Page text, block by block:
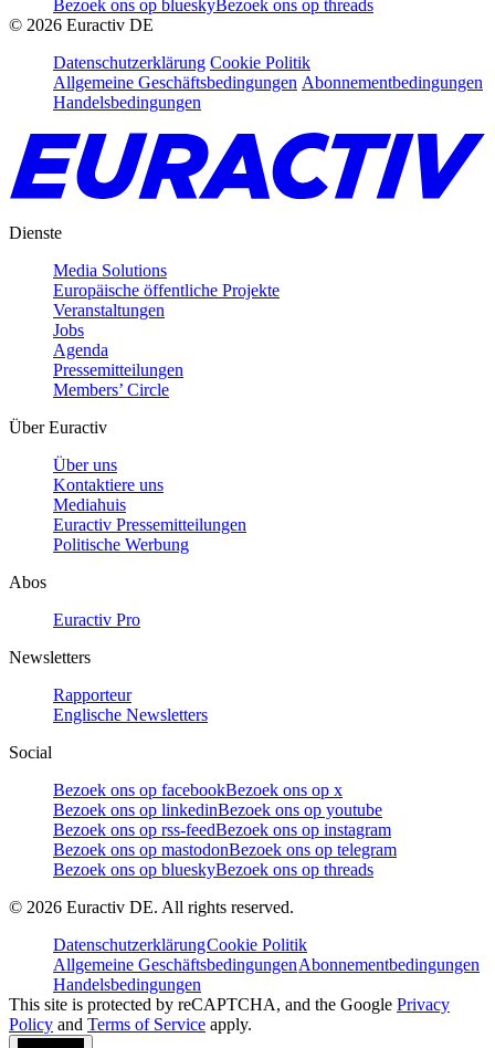
Bezoek ons op blueskyBezoek ons op threads
© 2026 Euractiv DE
Datenschutzerklärung Cookie Politik
Allgemeine Geschäftsbedingungen Abonnementbedingungen
Handelsbedingungen
Dienste
Media Solutions
Europäische öffentliche Projekte
Veranstaltungen
Jobs
Agenda
Pressemitteilungen
Members’ Circle
Über Euractiv
Über uns
Kontaktiere uns
Mediahuis
Euractiv Pressemitteilungen
Politische Werbung
Abos
Euractiv Pro
Newsletters
Rapporteur
Englische Newsletters
Social
Bezoek ons op facebookBezoek ons op x
Bezoek ons op linkedinBezoek ons op youtube
Bezoek ons op rss-feedBezoek ons op instagram
Bezoek ons op mastodonBezoek ons op telegram
Bezoek ons op blueskyBezoek ons op threads
© 2026 Euractiv DE. All rights reserved.
DatenschutzerklärungCookie Politik
Allgemeine GeschäftsbedingungenAbonnementbedingungen
Handelsbedingungen
This site is protected by reCAPTCHA, and the Google Privacy
Policy and Terms of Service apply.